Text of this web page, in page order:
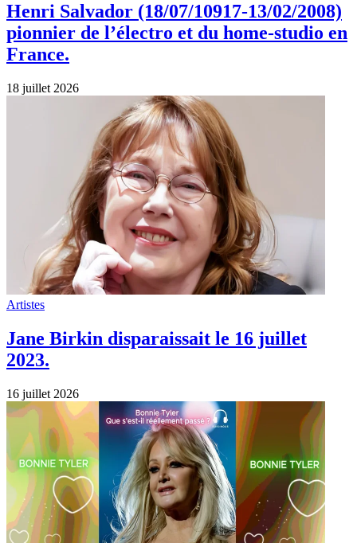
Henri Salvador (18/07/10917-13/02/2008)
pionnier de l’électro et du home‑studio en
France.
18 juillet 2026
Artistes
Jane Birkin disparaissait le 16 juillet
2023.
16 juillet 2026